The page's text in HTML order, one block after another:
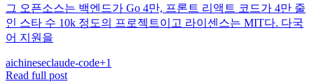
그 오픈소스는 백엔드가 Go 4만, 프론트 리액트 코드가 4만 줄
인 스타 수 10k 정도의 프로젝트이고 라이센스는 MIT다. 다국
어 지원을
aichineseclaude-code+1
Read full post